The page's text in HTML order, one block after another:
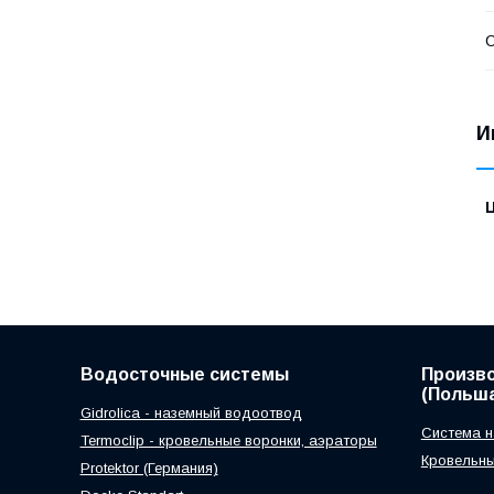
Водосточные системы
Gidrolica - наземный водоотвод
Termoclip - кровельные воронки, аэраторы
Protektor (Германия)
Система